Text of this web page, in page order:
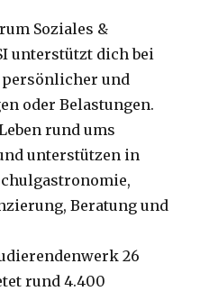
Soziales &
unterstützt dich bei
und
oder Belastungen.
rund ums
unterstützen in
Beratung und
26
rund 4.400